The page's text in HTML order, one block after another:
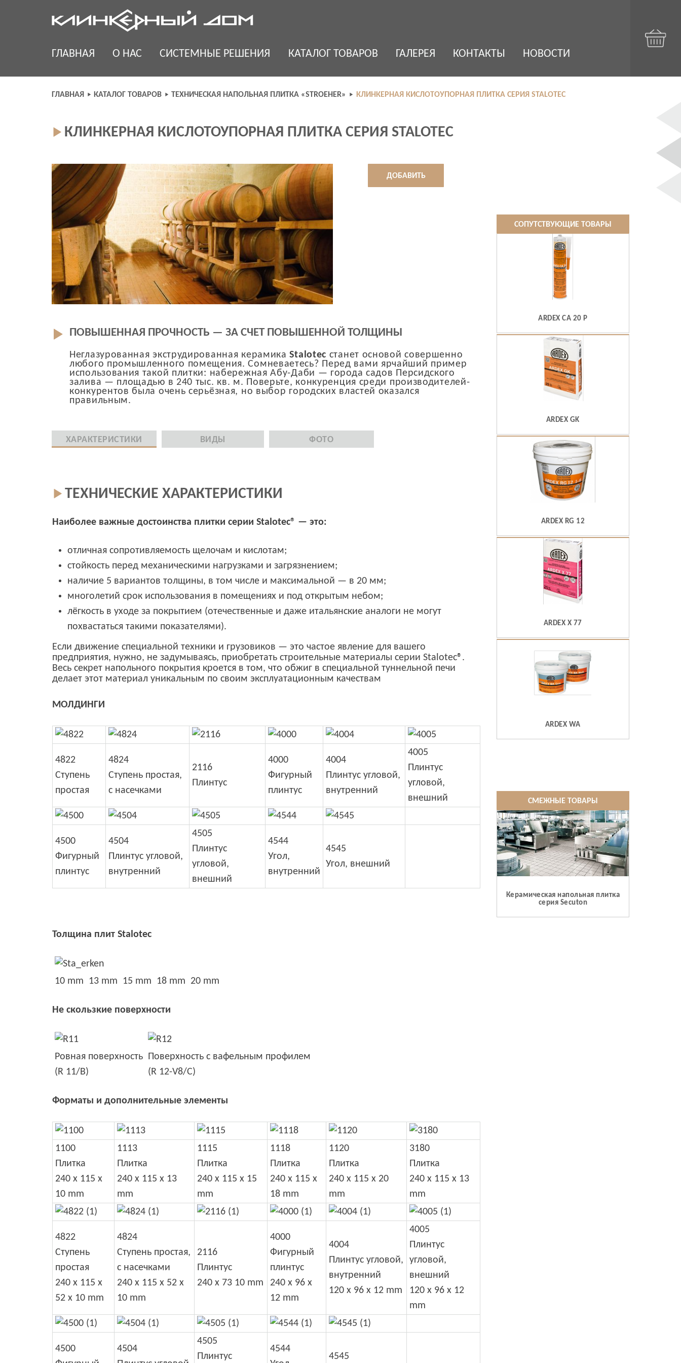
ГЛАВНАЯ О НАС СИСТЕМНЫЕ РЕШЕНИЯ КАТАЛОГ ТОВАРОВ ГАЛЕРЕЯ КОНТАКТЫ НОВОСТИ
ГЛАВНАЯ КАТАЛОГ ТОВАРОВ ТЕХНИЧЕСКАЯ НАПОЛЬНАЯ ПЛИТКА «STROEHER» КЛИНКЕРНАЯ КИСЛОТОУПОРНАЯ ПЛИТКА СЕРИЯ STALOTEC
КЛИНКЕРНАЯ КИСЛОТОУПОРНАЯ ПЛИТКА СЕРИЯ STALOTEC
ДОБАВИТЬ
ПОВЫШЕННАЯ ПРОЧНОСТЬ — ЗА СЧЕТ ПОВЫШЕННОЙ ТОЛЩИНЫ
Неглазурованная экструдированная керамикаStalotec станет основой совершенно
любого промышленного помещения. Сомневаетесь? Перед вами ярчайший пример
использования такой плитки: набережная Абу-Даби — города садов Персидского
залива — площадью в 240 тыс. кв. м. Поверьте, конкуренция среди производителей-
конкурентов была очень серьёзная, но выбор городских властей оказался
правильным.
ХАРАКТЕРИСТИКИ ВИДЫ ФОТО
ТЕХНИЧЕСКИЕ ХАРАКТЕРИСТИКИ
Наиболее важные достоинства плитки серии Stalotec® — это:
отличная сопротивляемость щелочам и кислотам;
стойкость перед механическими нагрузками и загрязнением;
наличие 5 вариантов толщины, в том числе и максимальной — в 20 мм;
многолетий срок использования в помещениях и под открытым небом;
лёгкость в уходе за покрытием (отечественные и даже итальянские аналоги не могут
похвастаться такими показателями).
Если движение специальной техники и грузовиков — это частое явление для вашего
предприятия, нужно, не задумываясь, приобретать строительные материалы серии Stalotec®.
Весь секрет напольного покрытия кроется в том, что обжиг в специальной туннельной печи
делает этот материал уникальным по своим эксплуатационным качествам
МОЛДИНГИ
4822
Ступень
простая
4824
Ступень простая,
с насечками
2116
Плинтус
4000
Фигурный
плинтус
4004
Плинтус угловой,
внутренний
4005
Плинтус
угловой,
внешний
4500
Фигурный
плинтус
4504
Плинтус угловой,
внутренний
4505
Плинтус
угловой,
внешний
4544
Угол,
внутренний
4545
Угол, внешний
Толщина плит Stalotec
10 mm 13 mm 15 mm 18 mm 20 mm
Не скользкие поверхности
Ровная поверхность
(R 11/B)
Поверхность с вафельным профилем
(R 12-V8/C)
Форматы и дополнительные элементы
1100
Плитка
240 x 115 x
10 mm
1113
Плитка
240 x 115 x 13
mm
1115
Плитка
240 x 115 x 15
mm
1118
Плитка
240 x 115 x
18 mm
1120
Плитка
240 x 115 x 20
mm
3180
Плитка
240 x 115 x 13
mm
4822
Ступень
простая
240 x 115 x
52 x 10 mm
4824
Ступень простая,
с насечками
240 x 115 x 52 x
10 mm
2116
Плинтус
240 x 73 10 mm
4000
Фигурный
плинтус
240 x 96 x
12 mm
4004
Плинтус угловой,
внутренний
120 x 96 x 12 mm
4005
Плинтус
угловой,
внешний
120 x 96 x 12
mm
4500
4504
4505
Плинтус
4544
4545
СОПУТСТВУЮЩИЕ ТОВАРЫ
ARDEX CА 20 P
ARDEX GK
ARDEX RG 12
ARDEX X 77
ARDEX WA
СМЕЖНЫЕ ТОВАРЫ
Керамическая напольная плитка
серия Secuton